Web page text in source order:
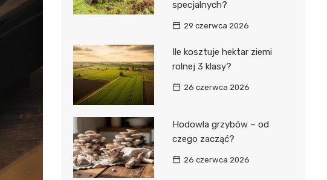
specjalnych?
29 czerwca 2026
Ile kosztuje hektar ziemi
rolnej 3 klasy?
26 czerwca 2026
Hodowla grzybów – od
czego zacząć?
26 czerwca 2026